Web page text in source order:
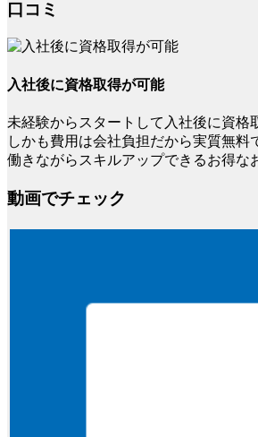
口コミ
入社後に資格取得が可能
未経験からスタートして入社後に資格
しかも費用は会社負担だから実質無料
働きながらスキルアップできるお得な
動画でチェック